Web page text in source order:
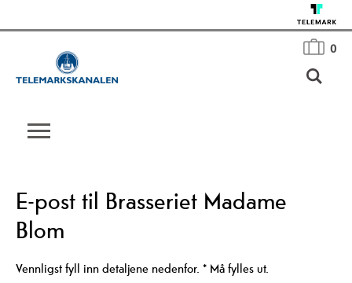
0
E-post til Brasseriet Madame
Blom
Vennligst fyll inn detaljene nedenfor. * Må fylles ut.